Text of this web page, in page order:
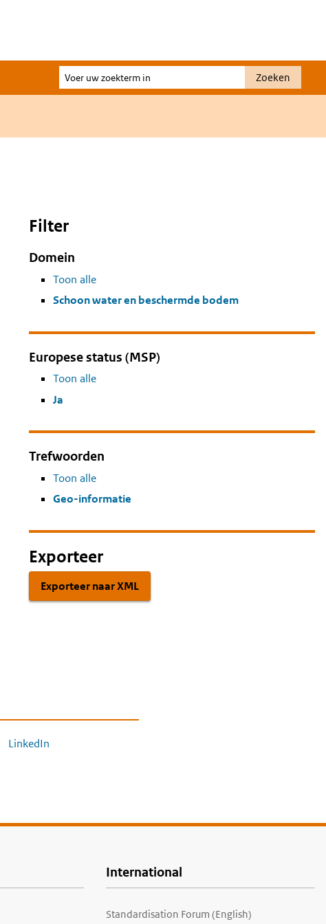
Voer
uw
Zoeken
Filter
Domein
Toon alle
Schoon water en beschermde bodem
Europese status (MSP)
Toon alle
Ja
Trefwoorden
Toon alle
Geo-informatie
Exporteer
Exporteer naar XML
LinkedIn
International
Standardisation Forum (English)